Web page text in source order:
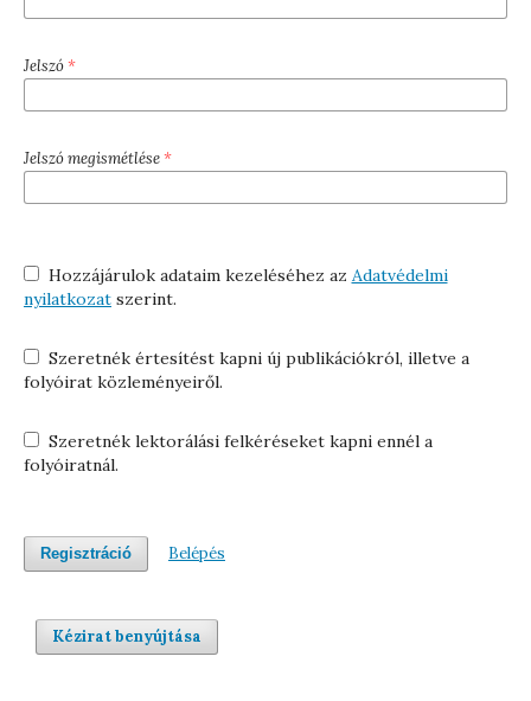
Jelszó*
Jelszó megismétlése*
Hozzájárulok adataim kezeléséhez az Adatvédelmi
nyilatkozat szerint.
folyóirat közleményeiről.
folyóiratnál.
Regisztráció Belépés
Kézirat benyújtása